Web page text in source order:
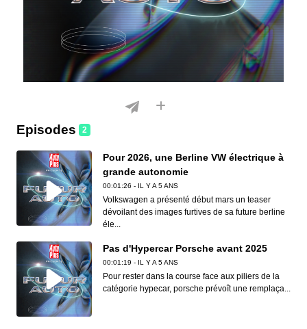
Episodes 2
Pour 2026, une Berline VW électrique à
grande autonomie
00:01:26 - IL Y A 5 ANS
Volkswagen a présenté début mars un teaser
dévoilant des images furtives de sa future berline
éle...
Pas d'Hypercar Porsche avant 2025
00:01:19 - IL Y A 5 ANS
Pour rester dans la course face aux piliers de la
catégorie hypecar, porsche prévoît une remplaça...